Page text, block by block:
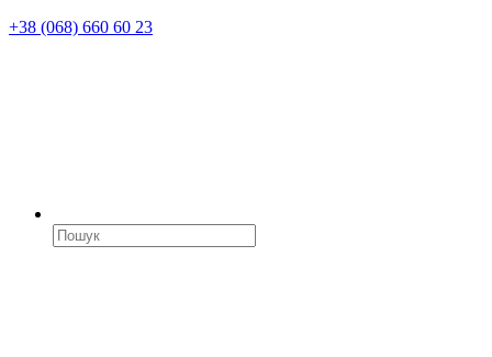
+38 (068) 660 60 23